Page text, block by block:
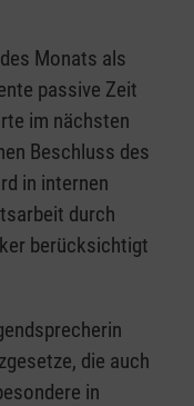
Monats als
passive Zeit
im nächsten
Beschluss des
in internen
durch
berücksichtigt
die auch
in